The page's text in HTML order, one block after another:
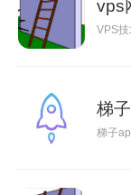
vps
VPS
梯
梯子